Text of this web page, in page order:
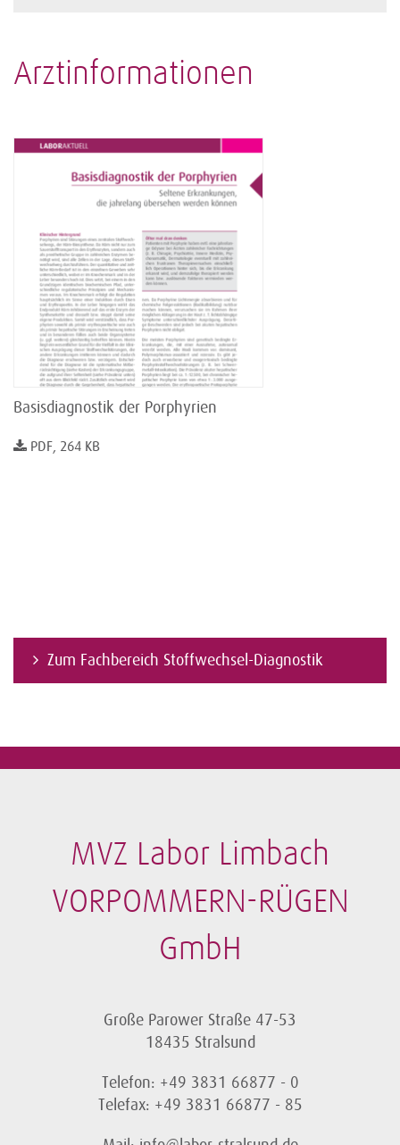
Arztinformationen
Basisdiagnostik der Porphyrien
PDF, 264 KB
Zum Fachbereich Stoffwechsel-Diagnostik
MVZ Labor Limbach
VORPOMMERN-RÜGEN
GmbH
Große Parower Straße 47-53
18435 Stralsund
Telefon: +49 3831 66877 - 0
Telefax: +49 3831 66877 - 85